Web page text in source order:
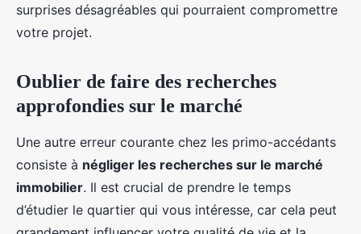
surprises désagréables qui pourraient compromettre
votre projet.
Oublier de faire des recherches
approfondies sur le marché
Une autre erreur courante chez les primo-accédants
consiste à négliger les recherches sur le marché
immobilier. Il est crucial de prendre le temps
d’étudier le quartier qui vous intéresse, car cela peut